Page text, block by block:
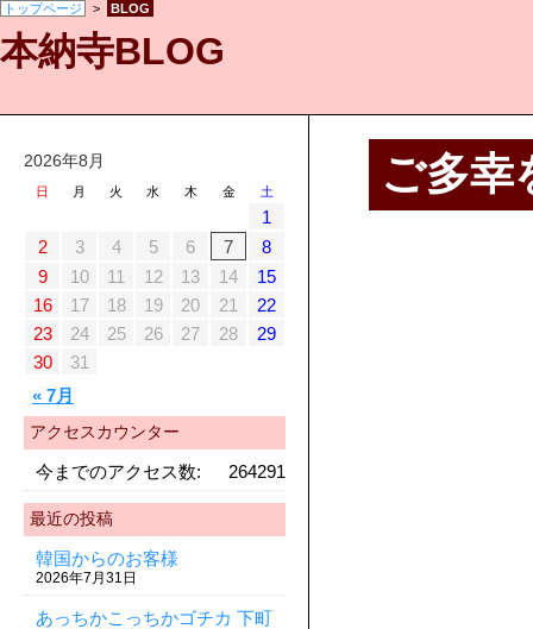
本納寺BLOG
トップページ > BLOG
2026年8月
日 月 火 水 木 金 土
« 7月
1
2
3 4 5 6 7
8
9
10 11 12 13 14
15
16
17 18 19 20 21
22
23
24 25 26 27 28
29
30
31
アクセスカウンター
264291
今までのアクセス数:
最近の投稿
韓国からのお客様
2026年7月31日
あっちかこっちかゴチカ 下町
ご多幸